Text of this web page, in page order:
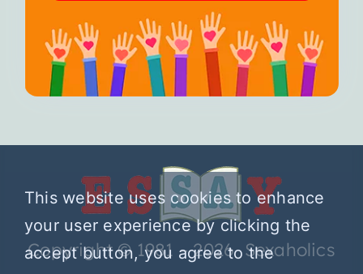
Copyright © 1981 – 2026 Sexaholics
This website uses cookies to enhance
your user experience by clicking the
accept button, you agree to the